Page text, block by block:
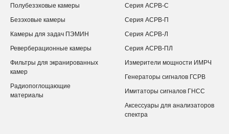
Полубезэховые камеры
Безэховые камеры
Камеры для задач ПЭМИН
Реверберационные камеры
Фильтры для экранированных
камер
Радиопоглощающие
материалы
Серия АСРВ-С
Серия АСРВ-П
Серия АСРВ-Л
Серия АСРВ-ПЛ
Измерители мощности ИМРЧ
Генераторы сигналов ГСРВ
Имитаторы сигналов ГНСС
Аксессуары для анализаторов
спектра